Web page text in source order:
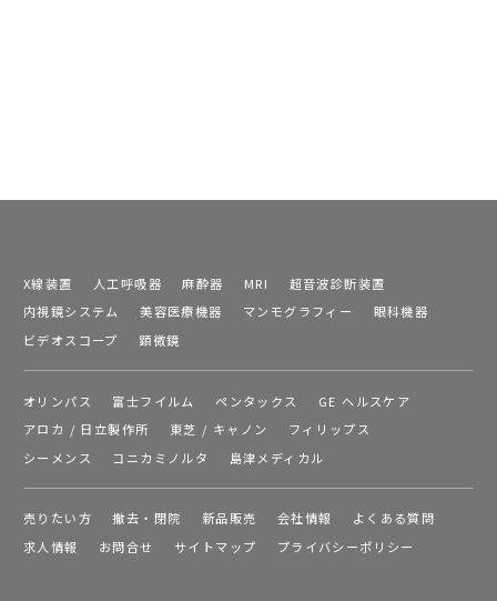
X線装置 人工呼吸器 麻酔器 MRI
超音波診断装置
内視鏡システム
美容医療機器 マンモグラフィー
眼科機器
ビデオスコープ
顕微鏡
オリンパス 富士フイルム ペンタックス
GE ヘルスケア
アロカ / 日立製作所
東芝 / キャノン
フィリップス
シーメンス
コニカミノルタ 島津メディカル
売りたい方 撤去・閉院 新品販売 会社情報
よくある質問
求人情報
お問合せ サイトマップ プライバシーポリシー